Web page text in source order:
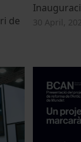
de
30 April,